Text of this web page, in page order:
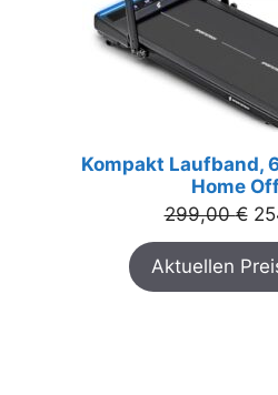
Kompakt Laufband,
Home
299,00€
Aktuellen